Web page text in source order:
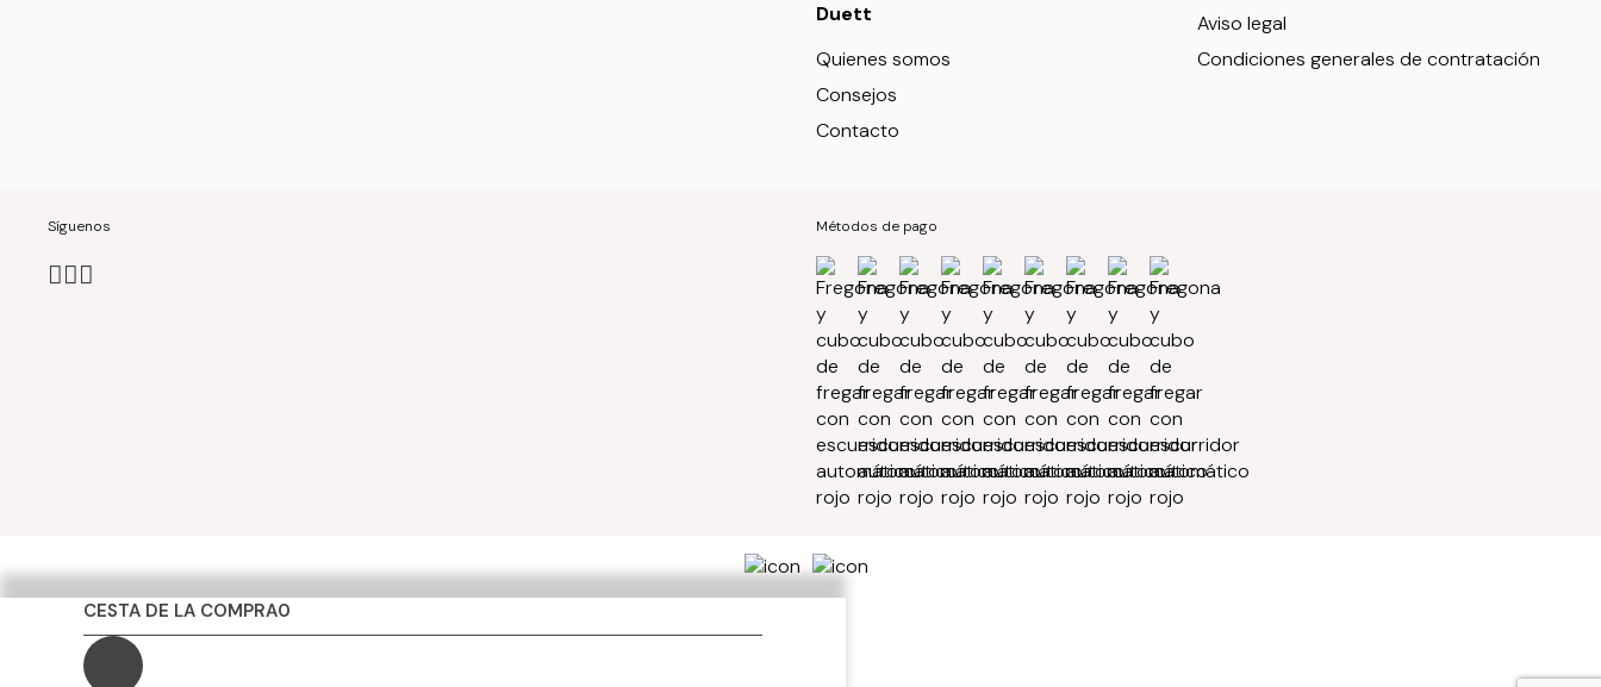
Duett
Quienes somos
Consejos
Contacto
Aviso legal
Condiciones generales de contratación
Síguenos Métodos de pago
CESTA DE LA COMPRA0